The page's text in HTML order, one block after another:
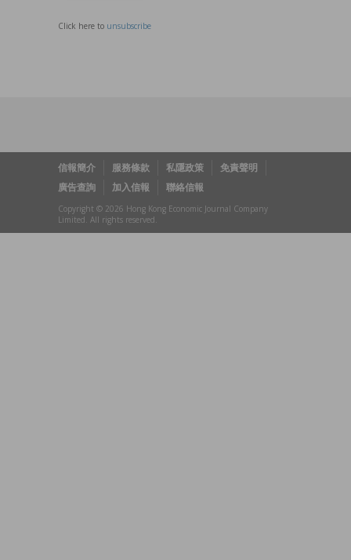
Click here to unsubscribe
信報簡介 服務條款 私隱政策
免責聲明
廣告查詢
加入信報 聯絡信報
Copyright © 2026 Hong Kong Economic Journal Company
Limited. All rights reserved.